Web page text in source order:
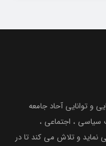
و توانایی آحاد جامعه
سیاسی ، اجتماعی ،
نماید و تلاش می کند تا در